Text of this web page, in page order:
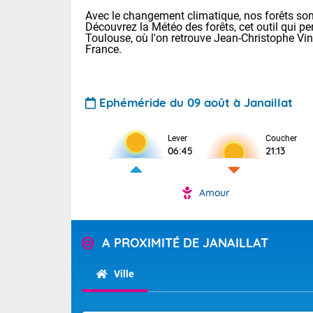
Avec le changement climatique, nos forêts
Découvrez la Météo des forêts, cet outil qui
Toulouse, où l'on retrouve Jean-Christophe
France.
Ephéméride du 09 août à Janaillat
Lever
06:45
Coucher
21:13
Amour
A PROXIMITÉ DE JANAILLAT
Ville
Voici les
: 20/27 Paris
Clermont-Fd
Limoges :
Lille : 24/34
Temps
Alpes-